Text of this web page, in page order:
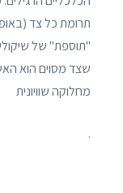
תרומת כל צד
"תוספת" של
שצד מסוים הוא
מחלוקה שוויונית
.